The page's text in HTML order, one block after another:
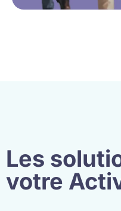
Les
votre